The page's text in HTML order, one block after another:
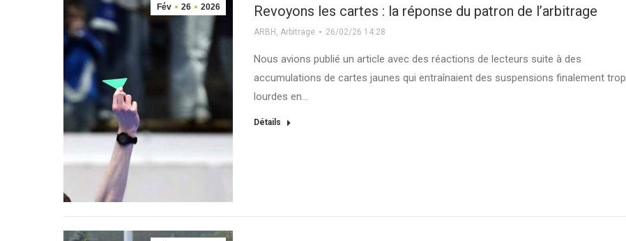
Fév 26 2026 Revoyons les cartes : la réponse du patron de l’arbitrage
ARBH Arbitrage 26/02/26 14:28
Nous avions publié un article avec des réactions de lecteurs suite à des
accumulations de cartes jaunes qui entraînaient des suspensions finalement trop
lourdes en…
Détails